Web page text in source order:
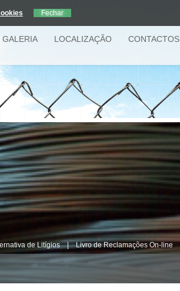
GALERIA LOCALIZAÇÃO CONTACTOS
de Litígios|Livro de Reclamações On-line